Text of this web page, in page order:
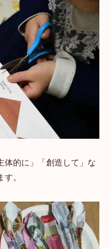
体的に」「創造して」な
。